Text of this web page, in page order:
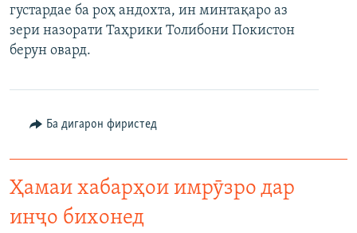
ПАЙГИРӢ КУНЕД
Ҳамаи сомонаҳои RFE/RL
густардае ба роҳ андохта, ин минтақаро аз
зери назорати Таҳрики Толибони Покистон
берун овард.
Ба дигарон фиристед
Ҳамаи хабарҳои имрӯзро дар
инҷо бихонед